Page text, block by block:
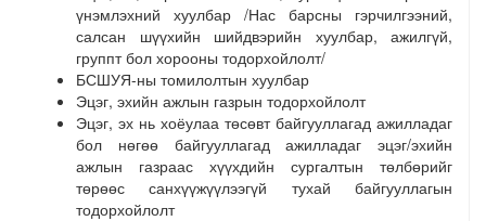
үнэмлэхний хуулбар /Нас барсны гэрчилгээний,
салсан шүүхийн шийдвэрийн хуулбар, ажилгүй,
группт бол хорооны тодорхойлолт/
БСШУЯ-ны томилолтын хуулбар
Эцэг, эхийн ажлын газрын тодорхойлолт
Эцэг, эх нь хоёулаа төсөвт байгууллагад ажилладаг
бол нөгөө байгууллагад ажилладаг эцэг/эхийн
ажлын газраас хүүхдийн сургалтын төлбөрийг
төрөөс санхүүжүүлээгүй тухай байгууллагын
тодорхойлолт